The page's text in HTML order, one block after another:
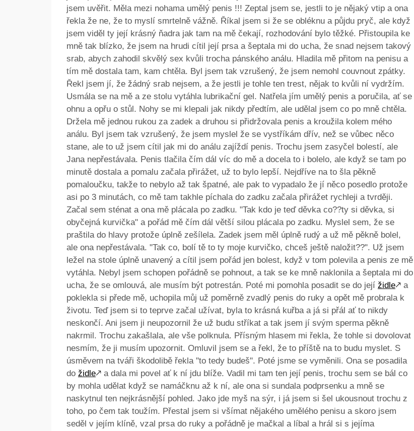
jsem uvěřit. Měla mezi nohama umělý penis !!! Zeptal jsem se, jestli to je nějaký vtip a ona
řekla že ne, že to myslí smrtelně vážně. Říkal jsem si že se obléknu a půjdu pryč, ale když
jsem viděl ty její krásný ňadra jak tam na mě čekají, rozhodování bylo těžké. Přistoupila ke
mně tak blízko, že jsem na hrudi cítil její prsa a šeptala mi do ucha, že snad nejsem takový
srab, abych zahodil skvělý sex kvůli trocha pánského análu. Hladila mě přitom na penisu a
tím mě dostala tam, kam chtěla. Byl jsem tak vzrušený, že jsem nemohl couvnout zpátky.
Řekl jsem jí, že žádný srab nejsem, a že jestli je tohle ten trest, nějak to kvůli ní vydržím.
Usmála se na mě a ze stolu vytáhla lubrikační gel. Natřela jím umělý penis a poručila, ať se
ohnu a opřu o stůl. Nohy se mi klepali jak nikdy předtím, ale udělal jsem co po mně chtěla.
Držela mě jednou rukou za zadek a druhou si přidržovala penis a kroužila kolem mého
análu. Byl jsem tak vzrušený, že jsem myslel že se vystříkám dřív, než se vůbec něco
stane, ale to už jsem cítil jak mi do análu zajíždí penis. Trochu jsem zasyčel bolestí, ale
Jana nepřestávala. Penis tlačila čím dál víc do mě a docela to i bolelo, ale když se tam po
minutě dostala a pomalu začala přirážet, už to bylo lepší. Nejdříve na to šla pěkně
pomaloučku, takže to nebylo až tak špatné, ale pak to vypadalo že jí něco posedlo protože
asi po 3 minutách, co mě tam takhle píchala do zadku začala přirážet rychleji a tvrději.
Začal sem sténat a ona mě plácala po zadku. "Tak kdo je teď děvka co??ty si děvka, si
obyčejná kurvička" a pořád mě čím dál větší silou plácala po zadku. Myslel sem, že se
praštila do hlavy protože úplně zešílela. Zadek jsem měl úplně rudý a už mě pěkně bolel,
ale ona nepřestávala. "Tak co, bolí tě to ty moje kurvičko, chceš ještě naložit??". Už jsem
ležel na stole úplně unavený a cítil jsem pořád jen bolest, když v tom polevila a penis ze mě
vytáhla. Nebyl jsem schopen pořádně se pohnout, a tak se ke mně naklonila a šeptala mi do
ucha, že se omlouvá, ale musím být potrestán. Poté mi pomohla posadit se do její židle🡕 a
poklekla si přede mě, uchopila můj už poměrně zvadlý penis do ruky a opět mě probrala k
životu. Teď jsem si to teprve začal užívat, byla to krásná kuřba a já si přál ať to nikdy
neskončí. Ani jsem ji neupozornil že už budu stříkat a tak jsem jí svým sperma pěkně
nakrmil. Trochu zakašlala, ale vše polknula. Přísným hlasem mi řekla, že tohle si dovolovat
nesmím, že ji musím upozornit. Omluvil jsem se a řekl, že to příště na to budu myslet. S
úsměvem na tváři škodolibě řekla "to tedy budeš". Poté jsme se vyměnili. Ona se posadila
do židle🡕 a dala mi povel ať k ní jdu blíže. Vadil mi tam ten její penis, trochu sem se bál co
by mohla udělat když se namáčknu až k ní, ale ona si sundala podprsenku a mně se
naskytnul ten nejkrásnější pohled. Jako jde myš na sýr, i já jsem si šel ukousnout trochu z
toho, po čem tak toužím. Přestal jsem si všímat nějakého umělého penisu a skoro jsem
seděl v jejím klíně, vzal prsa do ruky a pořádně je mačkal a líbal a hrál si s jejíma